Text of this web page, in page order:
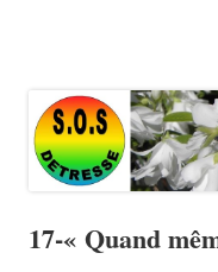
17-« Quand